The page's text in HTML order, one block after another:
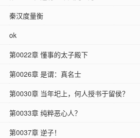
秦汉度量衡
ok
第0022章 懂事的太子殿下
第0026章 是谓：真名士
第0030章 当年圯上，何人授书于留侯？
第0033章 纯粹恶心人？
第0037章 逆子！